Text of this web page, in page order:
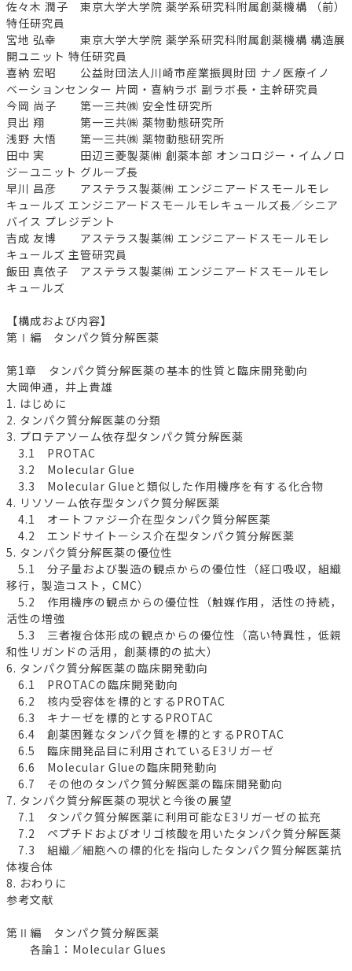
佐々木 潤子 東京大学大学院 薬学系研究科附属創薬機構 （前）
特任研究員
宮地 弘幸 東京大学大学院 薬学系研究科附属創薬機構 構造展
開ユニット 特任研究員
喜納 宏昭 公益財団法人川崎市産業振興財団 ナノ医療イノ
ベーションセンター 片岡・喜納ラボ 副ラボ長・主幹研究員
今岡 尚子 第一三共㈱ 安全性研究所
貝出 翔 第一三共㈱ 薬物動態研究所
浅野 大悟 第一三共㈱ 薬物動態研究所
田中 実 田辺三菱製薬㈱ 創薬本部 オンコロジー・イムノロ
ジーユニット グループ長
早川 昌彦 アステラス製薬㈱ エンジニアードスモールモレ
キュールズ エンジニアードスモールモレキュールズ長／シニア
バイス プレジデント
吉成 友博 アステラス製薬㈱ エンジニアードスモールモレ
キュールズ 主管研究員
飯田 真依子 アステラス製薬㈱ エンジニアードスモールモレ
キュールズ
【構成および内容】
第Ⅰ編 タンパク質分解医薬
第1章 タンパク質分解医薬の基本的性質と臨床開発動向
大岡伸通，井上貴雄
1. はじめに
2. タンパク質分解医薬の分類
3. プロテアソーム依存型タンパク質分解医薬
3.1 PROTAC
3.2 Molecular Glue
3.3 Molecular Glueと類似した作用機序を有する化合物
4. リソソーム依存型タンパク質分解医薬
4.1 オートファジー介在型タンパク質分解医薬
4.2 エンドサイトーシス介在型タンパク質分解医薬
5. タンパク質分解医薬の優位性
5.1 分子量および製造の観点からの優位性（経口吸収，組織
移行，製造コスト，CMC）
5.2 作用機序の観点からの優位性（触媒作用，活性の持続，
活性の増強
5.3 三者複合体形成の観点からの優位性（高い特異性，低親
和性リガンドの活用，創薬標的の拡大）
6. タンパク質分解医薬の臨床開発動向
6.1 PROTACの臨床開発動向
6.2 核内受容体を標的とするPROTAC
6.3 キナーゼを標的とするPROTAC
6.4 創薬困難なタンパク質を標的とするPROTAC
6.5 臨床開発品目に利用されているE3リガーゼ
6.6 Molecular Glueの臨床開発動向
6.7 その他のタンパク質分解医薬の臨床開発動向
7. タンパク質分解医薬の現状と今後の展望
7.1 タンパク質分解医薬に利用可能なE3リガーゼの拡充
7.2 ペプチドおよびオリゴ核酸を用いたタンパク質分解医薬
7.3 組織／細胞への標的化を指向したタンパク質分解医薬抗
体複合体
8. おわりに
参考文献
第Ⅱ編 タンパク質分解医薬
各論1：Molecular Glues